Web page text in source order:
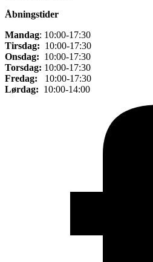
Åbningstider
Mandag: 10:00-17:30
Tirsdag: 10:00-17:30
Onsdag: 10:00-17:30
Torsdag: 10:00-17:30
Fredag: 10:00-17:30
Lørdag: 10:00-14:00